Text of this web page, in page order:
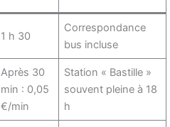
1 h 30
Correspondance
bus incluse
Après 30
min : 0,05
€/min
Station « Bastille »
souvent pleine à 18
h